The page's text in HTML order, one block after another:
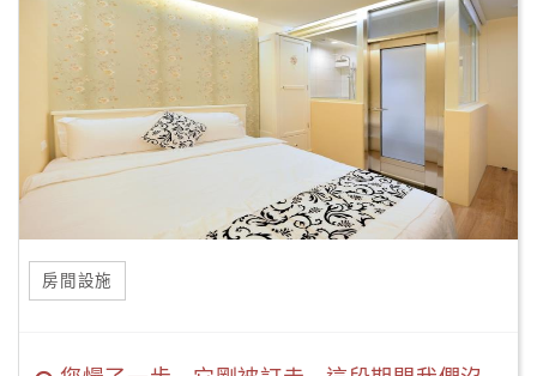
如果不是自助式，營養套餐也可以選西式或中式。
樣樣蔬果給你滿滿健康！
房間設施